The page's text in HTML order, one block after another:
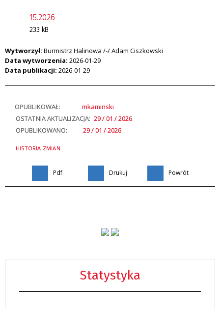
Statystyka
15.2026
233 kB
Wytworzył: Burmistrz Halinowa /-/ Adam Ciszkowski
Data wytworzenia: 2026-01-29
Data publikacji: 2026-01-29
OPUBLIKOWAŁ:
mkaminski
OSTATNIA AKTUALIZACJA: 29 / 01 / 2026
OPUBLIKOWANO:
29 / 01 / 2026
HISTORIA ZMIAN
Pdf Drukuj Powrót